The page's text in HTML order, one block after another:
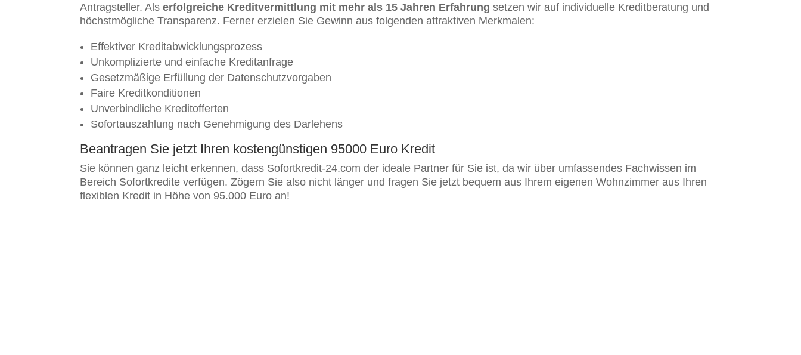
Antragsteller. Alserfolgreiche Kreditvermittlung mit mehr als 15 Jahren Erfahrung setzen wir auf individuelle Kreditberatung und
höchstmögliche Transparenz. Ferner erzielen Sie Gewinn aus folgenden attraktiven Merkmalen:
Effektiver Kreditabwicklungsprozess
Unkomplizierte und einfache Kreditanfrage
Gesetzmäßige Erfüllung der Datenschutzvorgaben
Faire Kreditkonditionen
Unverbindliche Kreditofferten
Sofortauszahlung nach Genehmigung des Darlehens
Beantragen Sie jetzt Ihren kostengünstigen 95000 Euro Kredit
Sie können ganz leicht erkennen, dass Sofortkredit-24.com der ideale Partner für Sie ist, da wir über umfassendes Fachwissen im
Bereich Sofortkredite verfügen. Zögern Sie also nicht länger und fragen Sie jetzt bequem aus Ihrem eigenen Wohnzimmer aus Ihren
flexiblen Kredit in Höhe von 95.000 Euro an!